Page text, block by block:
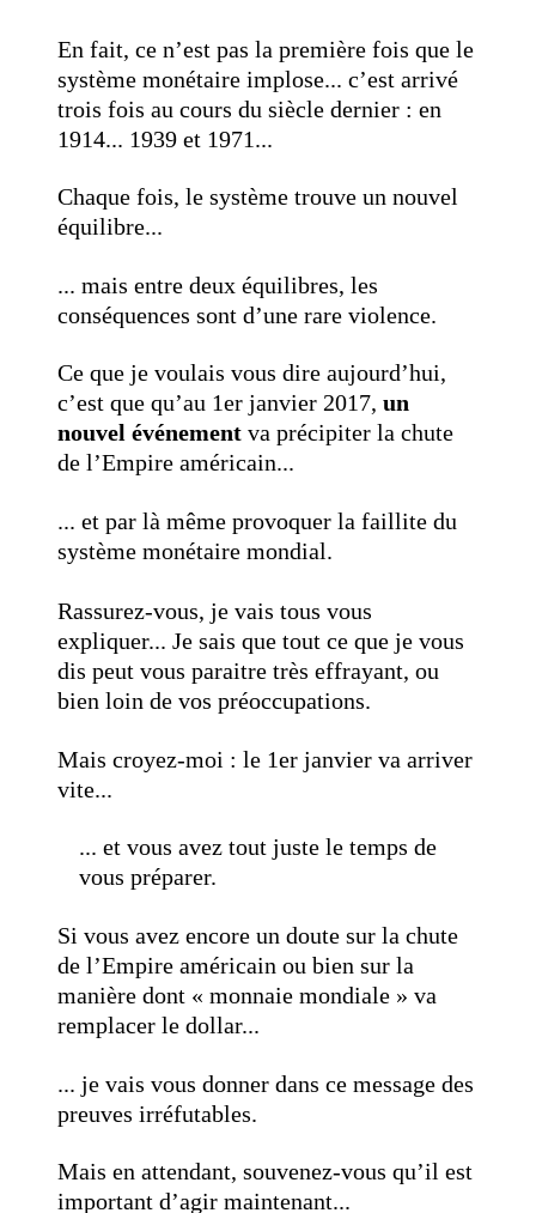
En fait, ce n’est pas la première fois que le
système monétaire implose... c’est arrivé
trois fois au cours du siècle dernier : en
1914... 1939 et 1971...
Chaque fois, le système trouve un nouvel
équilibre...
... mais entre deux équilibres, les
conséquences sont d’une rare violence.
Ce que je voulais vous dire aujourd’hui,
c’est que qu’au 1er janvier 2017, un
nouvel événementva précipiter la chute
de l’Empire américain...
... et par là même provoquer la faillite du
système monétaire mondial.
Rassurez-vous, je vais tous vous
expliquer... Je sais que tout ce que je vous
dis peut vous paraitre très effrayant, ou
bien loin de vos préoccupations.
Mais croyez-moi : le 1er janvier va arriver
vite...
... et vous avez tout juste le temps de
vous préparer.
Si vous avez encore un doute sur la chute
de l’Empire américain ou bien sur la
manière dont « monnaie mondiale » va
remplacer le dollar...
... je vais vous donner dans ce message des
preuves irréfutables.
Mais en attendant, souvenez-vous qu’il est
important d’agir maintenant...